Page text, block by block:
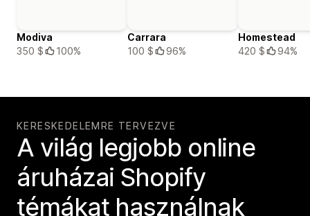
Modiva
350 $
100%
Carrara
100 $
96%
Homestead
420 $
94%
KERESKEDELEMRE TERVEZVE
A világ legjobb online
áruházai Shopify
témákat használnak